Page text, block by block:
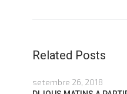
Related Posts
setembre 26, 2018